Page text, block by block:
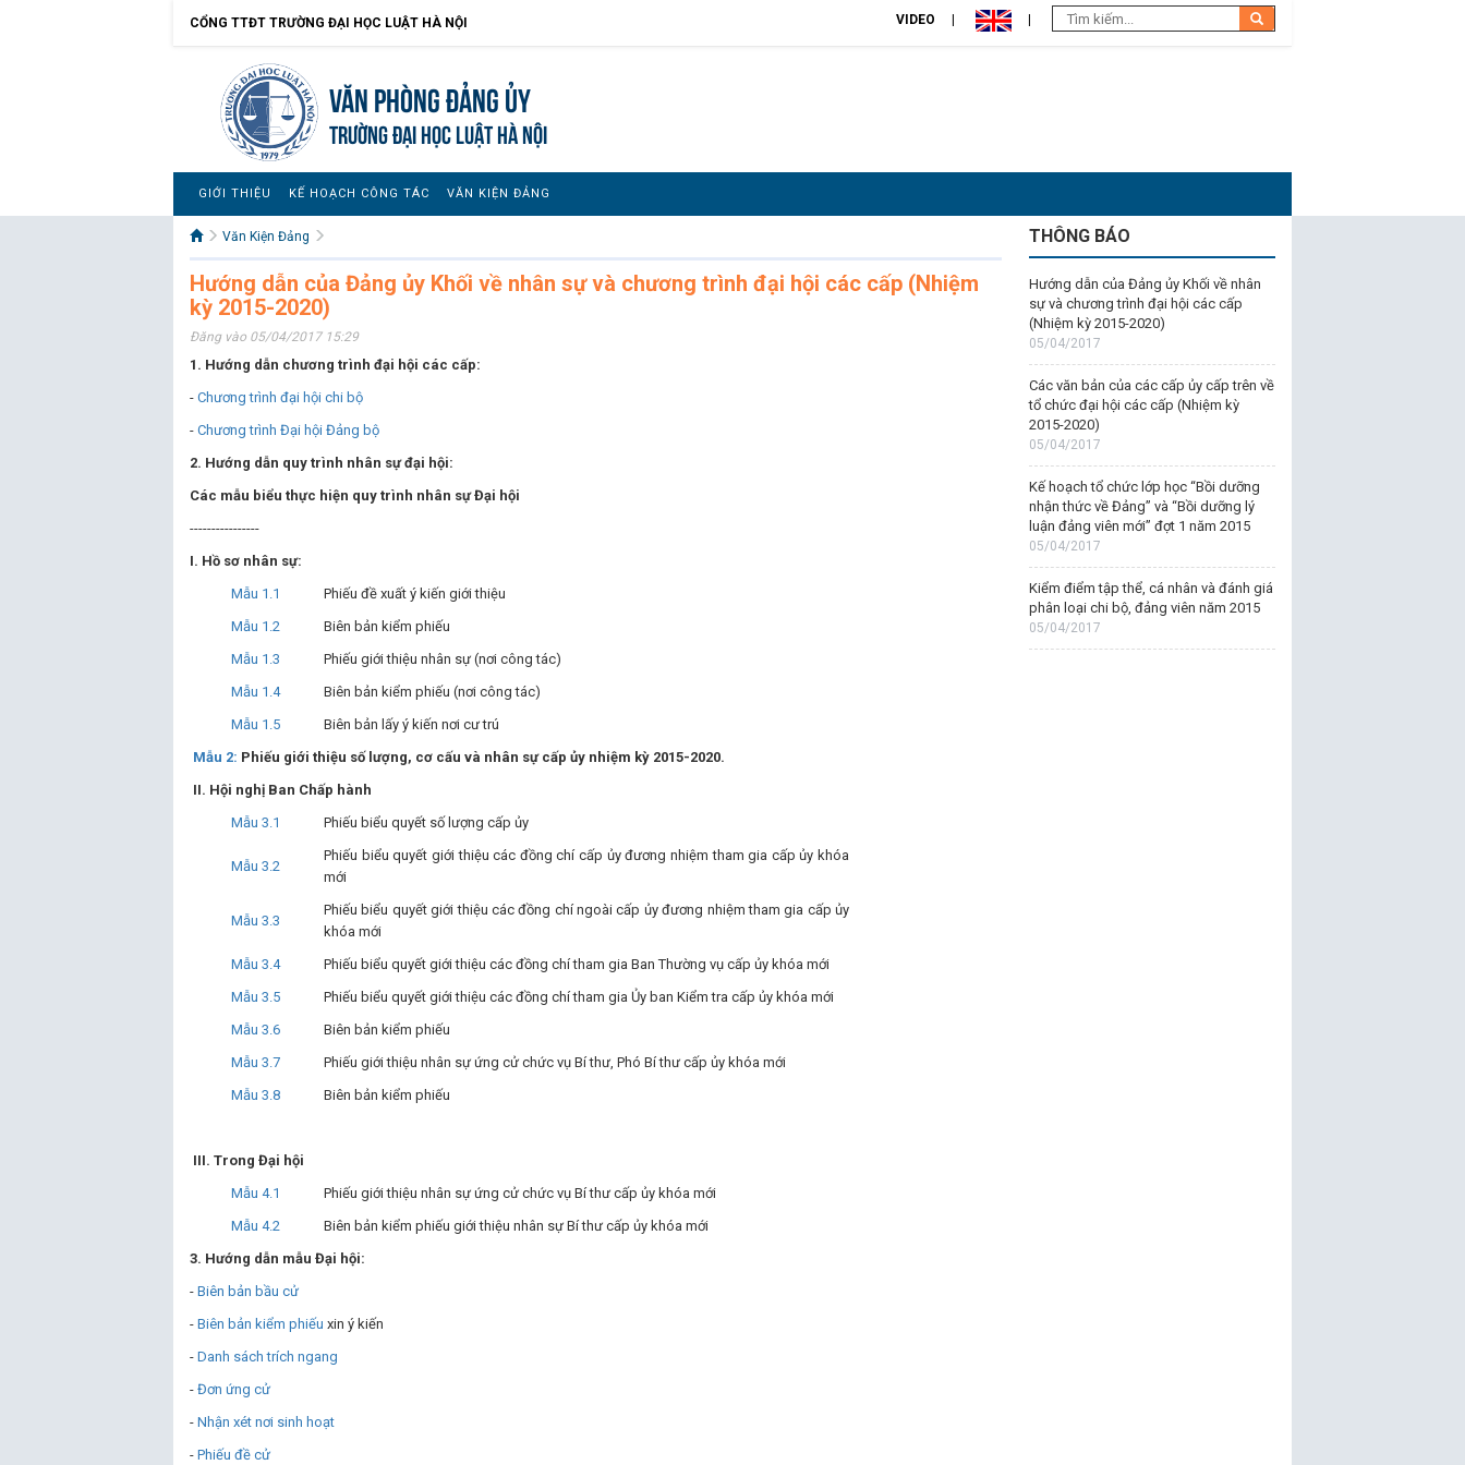
CỔNG TTĐT TRƯỜNG ĐẠI HỌC LUẬT HÀ NỘI VIDEO
Văn Phòng Đảng Ủy
TRƯỜNG ĐẠI HỌC LUẬT HÀ NỘI
GIỚI THIỆU KẾ HOẠCH CÔNG TÁC VĂN KIỆN ĐẢNG
Văn Kiện Đảng
Hướng dẫn của Đảng ủy Khối về nhân sự và chương trình đại hội các cấp (Nhiệm
kỳ 2015-2020)
Đăng vào 05/04/2017 15:29
1. Hướng dẫn chương trình đại hội các cấp:
- Chương trình đại hội chi bộ
- Chương trình Đại hội Đảng bộ
2. Hướng dẫn quy trình nhân sự đại hội:
Các mẫu biểu thực hiện quy trình nhân sự Đại hội
----------------
I. Hồ sơ nhân sự:
Mẫu 1.1
Phiếu đề xuất ý kiến giới thiệu
Mẫu 1.2
Biên bản kiểm phiếu
Mẫu 1.3
Phiếu giới thiệu nhân sự (nơi công tác)
Mẫu 1.4
Biên bản kiểm phiếu (nơi công tác)
Mẫu 1.5
Biên bản lấy ý kiến nơi cư trú
Mẫu 2: Phiếu giới thiệu số lượng, cơ cấu và nhân sự cấp ủy nhiệm kỳ 2015-2020.
II. Hội nghị Ban Chấp hành
Mẫu 3.1
Phiếu biểu quyết số lượng cấp ủy
Mẫu 3.2
Phiếu biểu quyết giới thiệu các đồng chí cấp ủy đương nhiệm tham gia cấp ủy khóa
mới
Mẫu 3.3
Phiếu biểu quyết giới thiệu các đồng chí ngoài cấp ủy đương nhiệm tham gia cấp ủy
khóa mới
Mẫu 3.4
Phiếu biểu quyết giới thiệu các đồng chí tham gia Ban Thường vụ cấp ủy khóa mới
Mẫu 3.5
Phiếu biểu quyết giới thiệu các đồng chí tham gia Ủy ban Kiểm tra cấp ủy khóa mới
Mẫu 3.6
Biên bản kiểm phiếu
Mẫu 3.7
Phiếu giới thiệu nhân sự ứng cử chức vụ Bí thư, Phó Bí thư cấp ủy khóa mới
Mẫu 3.8
Biên bản kiểm phiếu
III. Trong Đại hội
Mẫu 4.1
Phiếu giới thiệu nhân sự ứng cử chức vụ Bí thư cấp ủy khóa mới
Mẫu 4.2
Biên bản kiểm phiếu giới thiệu nhân sự Bí thư cấp ủy khóa mới
3. Hướng dẫn mẫu Đại hội:
- Biên bản bầu cử
- Biên bản kiểm phiếu xin ý kiến
- Danh sách trích ngang
- Đơn ứng cử
- Nhận xét nơi sinh hoạt
- Phiếu đề cử
THÔNG BÁO
Hướng dẫn của Đảng ủy Khối về nhân
sự và chương trình đại hội các cấp
(Nhiệm kỳ 2015-2020)
05/04/2017
Các văn bản của các cấp ủy cấp trên về
tổ chức đại hội các cấp (Nhiệm kỳ
2015-2020)
05/04/2017
Kế hoạch tổ chức lớp học “Bồi dưỡng
nhận thức về Đảng” và “Bồi dưỡng lý
luận đảng viên mới” đợt 1 năm 2015
05/04/2017
Kiểm điểm tập thể, cá nhân và đánh giá
phân loại chi bộ, đảng viên năm 2015
05/04/2017